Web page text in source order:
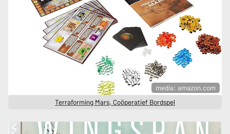
media: amazon.com
Terraforming Mars, Coöperatief Bordspel